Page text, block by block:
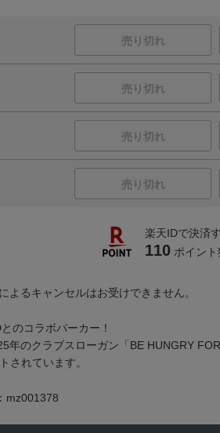
売り切れ
売り切れ
売り切れ
売り切れ
楽天IDで決済
110 ポイン
よるキャンセルはお受けできません。
のコラボパーカー！
年のクラブスローガン「BE HUNGRY
されています。
mz001378